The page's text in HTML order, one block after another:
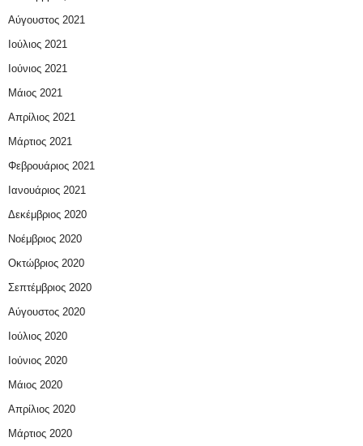
Αύγουστος 2021
Ιούλιος 2021
Ιούνιος 2021
Μάιος 2021
Απρίλιος 2021
Μάρτιος 2021
Φεβρουάριος 2021
Ιανουάριος 2021
Δεκέμβριος 2020
Νοέμβριος 2020
Οκτώβριος 2020
Σεπτέμβριος 2020
Αύγουστος 2020
Ιούλιος 2020
Ιούνιος 2020
Μάιος 2020
Απρίλιος 2020
Μάρτιος 2020